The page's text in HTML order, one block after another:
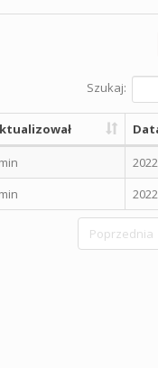
Szukaj:
Poprzednia